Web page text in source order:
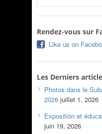
Rendez-vous sur
Like us on
Les Derniers
Photos dans le
2026 juillet 1, 2026
Exposition et
juin 19, 2026